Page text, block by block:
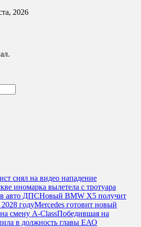
2026
снял на видео нападение
иномарка вылетела с тротуара
в авто ДПСНовый BMW X5 получит
годуMercedes готовит новый
смену A-ClassПобедившая на
в должность главы ЕАО